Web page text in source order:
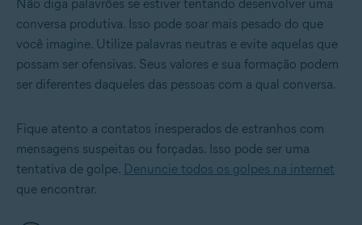
Não diga palavrões se estiver tentando desenvolver uma
conversa produtiva. Isso pode soar mais pesado do que
você imagine. Utilize palavras neutras e evite aquelas que
possam ser ofensivas. Seus valores e sua formação podem
ser diferentes daqueles das pessoas com a qual conversa.
Fique atento a contatos inesperados de estranhos com
mensagens suspeitas ou forçadas. Isso pode ser uma
tentativa de golpe. Denuncie todos os golpes na internet
que encontrar.